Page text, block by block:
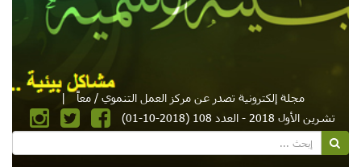
مجلة إلكترونية تصدر عن مركز العمل التنموي / معاً
|
تشرين الأول 2018 - العدد 108 (2018-10-01)